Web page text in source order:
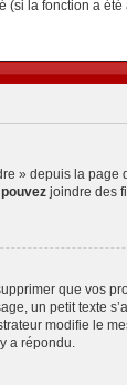
la fonction a
» depuis la
pouvez joindre des
que vos
un petit texte
modifie le
a répondu.